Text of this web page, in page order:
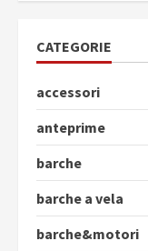
CATEGORIE
accessori
anteprime
barche
barche a vela
barche&motori